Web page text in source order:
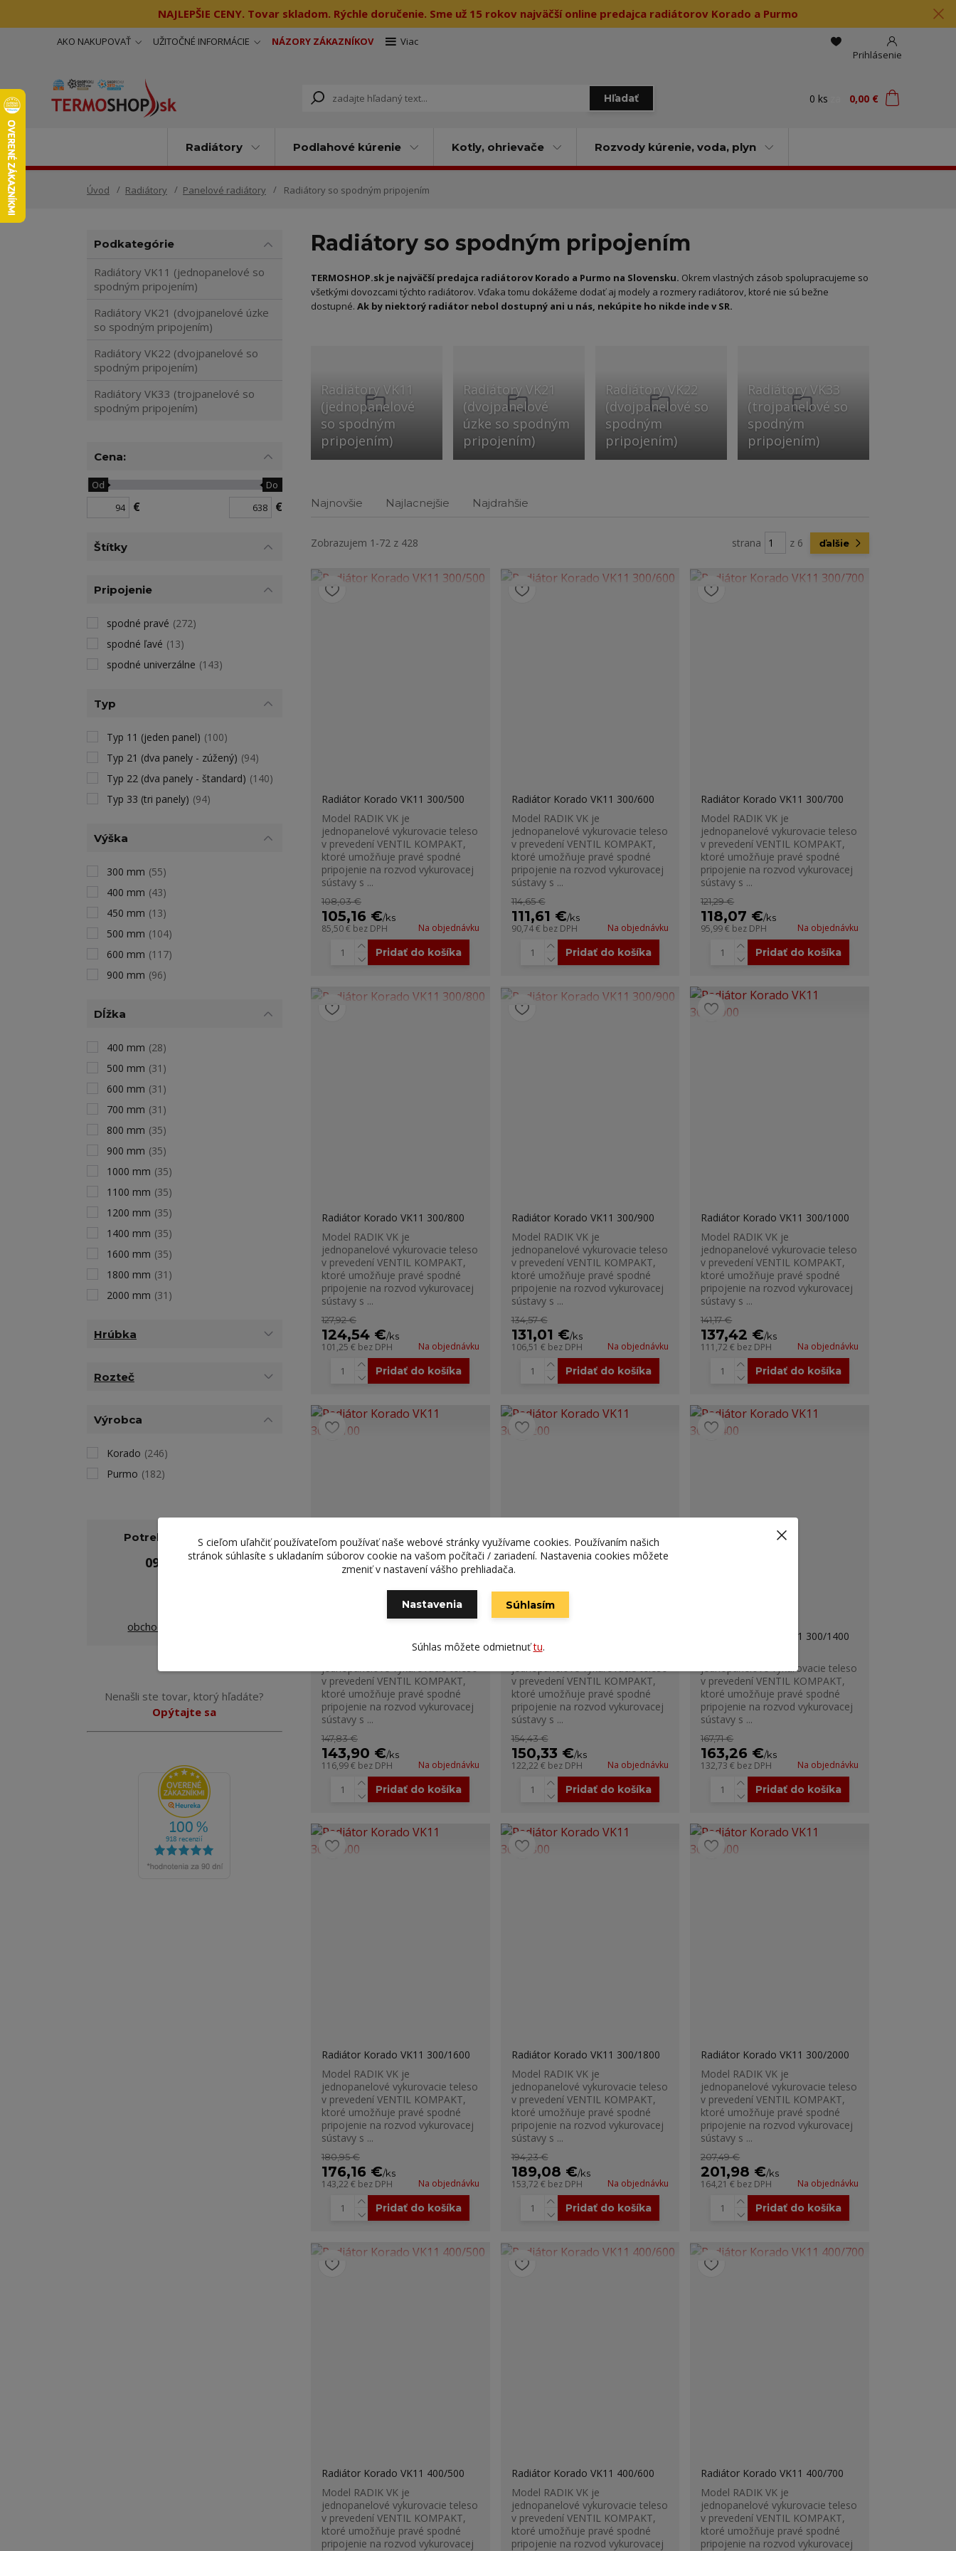
NAJLEPŠIE CENY. Tovar skladom. Rýchle doručenie. Sme už 15 rokov najväčší online predajca radiátorov Korado a Purmo
AKO NAKUPOVAŤ UŽITOČNÉ INFORMÁCIE NÁZORY ZÁKAZNÍKOV
Viac
Prihlásenie
Hľadať 0 ks 0,00 €
Radiátory Podlahové kúrenie Kotly, ohrievače Rozvody kúrenie, voda, plyn
Úvod Radiátory Panelové radiátory Radiátory so spodným pripojením
Radiátory so spodným pripojením
TERMOSHOP.sk je najväčší predajca radiátorov Korado a Purmo na Slovensku. Okrem vlastných zásob spolupracujeme so
všetkými dovozcami týchto radiátorov. Vďaka tomu dokážeme dodať aj modely a rozmery radiátorov, ktoré nie sú bežne
dostupné. Ak by niektorý radiátor nebol dostupný ani u nás, nekúpite ho nikde inde v SR.
Radiátory VK11
(jednopanelové
so spodným
pripojením)
Radiátory VK21
(dvojpanelové
úzke so spodným
pripojením)
Radiátory VK22
(dvojpanelové so
spodným
pripojením)
Radiátory VK33
(trojpanelové so
spodným
pripojením)
Najnovšie Najlacnejšie Najdrahšie
Zobrazujem 1-72 z 428 strana z 6 ďalšie
Radiátor Korado VK11 300/500
Model RADIK VK je
jednopanelové vykurovacie teleso
v prevedení VENTIL KOMPAKT,
ktoré umožňuje pravé spodné
pripojenie na rozvod vykurovacej
sústavy s ...
108,03 €
105,16 €/ks
85,50 € bez DPH Na objednávku
Pridať do košíka
Radiátor Korado VK11 300/600
Model RADIK VK je
jednopanelové vykurovacie teleso
v prevedení VENTIL KOMPAKT,
ktoré umožňuje pravé spodné
pripojenie na rozvod vykurovacej
sústavy s ...
114,65 €
111,61 €/ks
90,74 € bez DPH Na objednávku
Pridať do košíka
Radiátor Korado VK11 300/700
Model RADIK VK je
jednopanelové vykurovacie teleso
v prevedení VENTIL KOMPAKT,
ktoré umožňuje pravé spodné
pripojenie na rozvod vykurovacej
sústavy s ...
121,29 €
118,07 €/ks
95,99 € bez DPH Na objednávku
Pridať do košíka
Radiátor Korado VK11 300/800
Model RADIK VK je
jednopanelové vykurovacie teleso
v prevedení VENTIL KOMPAKT,
ktoré umožňuje pravé spodné
pripojenie na rozvod vykurovacej
sústavy s ...
127,92 €
124,54 €/ks
101,25 € bez DPH Na objednávku
Pridať do košíka
Radiátor Korado VK11 300/900
Model RADIK VK je
jednopanelové vykurovacie teleso
v prevedení VENTIL KOMPAKT,
ktoré umožňuje pravé spodné
pripojenie na rozvod vykurovacej
sústavy s ...
134,57 €
131,01 €/ks
106,51 € bez DPH Na objednávku
Pridať do košíka
Radiátor Korado VK11 300/1000
Model RADIK VK je
jednopanelové vykurovacie teleso
v prevedení VENTIL KOMPAKT,
ktoré umožňuje pravé spodné
pripojenie na rozvod vykurovacej
sústavy s ...
141,17 €
137,42 €/ks
111,72 € bez DPH Na objednávku
Pridať do košíka
jednopanelové vykurovacie teleso
v prevedení VENTIL KOMPAKT,
ktoré umožňuje pravé spodné
pripojenie na rozvod vykurovacej
sústavy s ...
147,83 €
143,90 €/ks
116,99 € bez DPH Na objednávku
Pridať do košíka
Model RADIK VK je
jednopanelové vykurovacie teleso
v prevedení VENTIL KOMPAKT,
ktoré umožňuje pravé spodné
pripojenie na rozvod vykurovacej
sústavy s ...
154,43 €
150,33 €/ks
122,22 € bez DPH Na objednávku
Pridať do košíka
Radiátor Korado VK11 300/1400
jednopanelové vykurovacie teleso
v prevedení VENTIL KOMPAKT,
ktoré umožňuje pravé spodné
pripojenie na rozvod vykurovacej
sústavy s ...
167,71 €
163,26 €/ks
132,73 € bez DPH Na objednávku
Pridať do košíka
Radiátor Korado VK11 300/1600
Model RADIK VK je
jednopanelové vykurovacie teleso
v prevedení VENTIL KOMPAKT,
ktoré umožňuje pravé spodné
pripojenie na rozvod vykurovacej
sústavy s ...
180,95 €
176,16 €/ks
143,22 € bez DPH Na objednávku
Pridať do košíka
Radiátor Korado VK11 300/1800
Model RADIK VK je
jednopanelové vykurovacie teleso
v prevedení VENTIL KOMPAKT,
ktoré umožňuje pravé spodné
pripojenie na rozvod vykurovacej
sústavy s ...
194,23 €
189,08 €/ks
153,72 € bez DPH Na objednávku
Pridať do košíka
Radiátor Korado VK11 300/2000
Model RADIK VK je
jednopanelové vykurovacie teleso
v prevedení VENTIL KOMPAKT,
ktoré umožňuje pravé spodné
pripojenie na rozvod vykurovacej
sústavy s ...
207,49 €
201,98 €/ks
164,21 € bez DPH Na objednávku
Pridať do košíka
Radiátor Korado VK11 400/500
Model RADIK VK je
jednopanelové vykurovacie teleso
v prevedení VENTIL KOMPAKT,
ktoré umožňuje pravé spodné
pripojenie na rozvod vykurovacej
Radiátor Korado VK11 400/600
Model RADIK VK je
jednopanelové vykurovacie teleso
v prevedení VENTIL KOMPAKT,
ktoré umožňuje pravé spodné
pripojenie na rozvod vykurovacej
Radiátor Korado VK11 400/700
Model RADIK VK je
jednopanelové vykurovacie teleso
v prevedení VENTIL KOMPAKT,
ktoré umožňuje pravé spodné
pripojenie na rozvod vykurovacej
Podkategórie
Radiátory VK11 (jednopanelové so
spodným pripojením)
Radiátory VK21 (dvojpanelové úzke
so spodným pripojením)
Radiátory VK22 (dvojpanelové so
spodným pripojením)
Radiátory VK33 (trojpanelové so
spodným pripojením)
Cena:
€
Od Do
€
Štítky
Pripojenie
spodné pravé (272)
spodné ľavé (13)
spodné univerzálne (143)
Typ
Typ 11 (jeden panel) (100)
Typ 21 (dva panely - zúžený) (94)
Typ 22 (dva panely - štandard) (140)
Typ 33 (tri panely) (94)
Výška
300 mm (55)
400 mm (43)
450 mm (13)
500 mm (104)
600 mm (117)
900 mm (96)
Dĺžka
400 mm (28)
500 mm (31)
600 mm (31)
700 mm (31)
800 mm (35)
900 mm (35)
1000 mm (35)
1100 mm (35)
1200 mm (35)
1400 mm (35)
1600 mm (35)
1800 mm (31)
2000 mm (31)
Hrúbka
Rozteč
Výrobca
Korado (246)
Purmo (182)
Potrebujete poradiť?
0949 455 255
obchod@termoshop.sk
Nenašli ste tovar, ktorý hľadáte?
Opýtajte sa
S cieľom uľahčiť používateľom používať naše webové stránky využívame cookies. Používaním našich
stránok súhlasíte s ukladaním súborov cookie na vašom počítači / zariadení. Nastavenia cookies môžete
zmeniť v nastavení vášho prehliadača.
Nastavenia Súhlasím
Súhlas môžete odmietnuťtu.